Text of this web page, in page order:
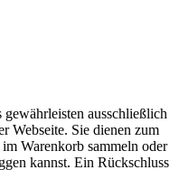
ausschließlich
Webseite. Sie dienen zum
Warenkorb sammeln oder
kannst. Ein Rückschluss